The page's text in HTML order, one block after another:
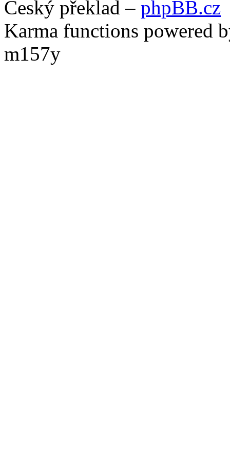
Český překlad – phpBB.cz
Karma functions powered
m157y